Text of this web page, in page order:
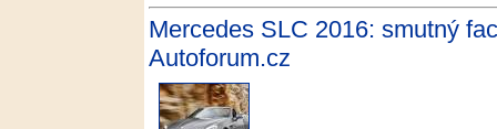
Mercedes SLC 2016: smutný
Autoforum.cz